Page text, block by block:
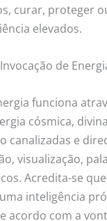
curar, proteger
elevados.
de
funciona
cósmica,
canalizadas e
visualização,
Acredita-se
inteligência
acordo com a